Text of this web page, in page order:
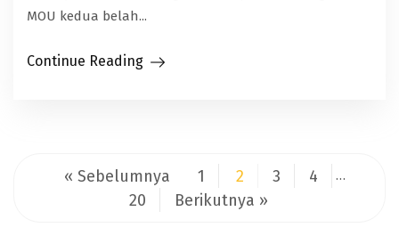
MOU kedua belah...
Continue Reading
« Sebelumnya 1 2 3 4 …
20 Berikutnya »